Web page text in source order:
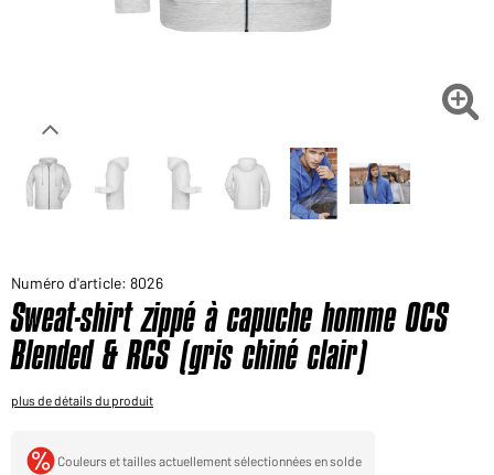
Voudriez-vous acheter des produits pour votre besoin

Numéro d'article: 8026
Sweat-shirt zippé à capuche homme OCS
Blended & RCS (gris chiné clair)
plus de détails du produit
Couleurs et tailles actuellement sélectionnées en solde